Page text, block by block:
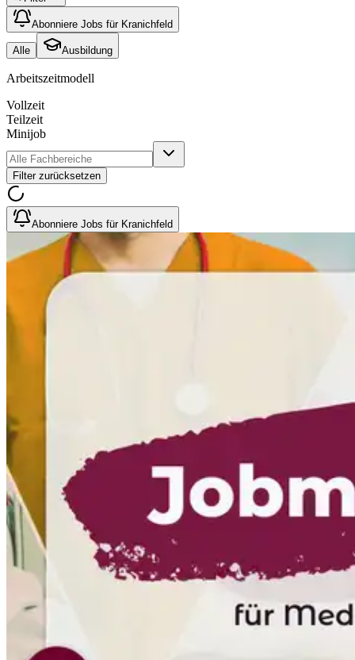
Abonniere Jobs für Kranichfeld
Alle Ausbildung
Arbeitszeitmodell
Vollzeit
Teilzeit
Minijob
Filter zurücksetzen
Abonniere Jobs für Kranichfeld